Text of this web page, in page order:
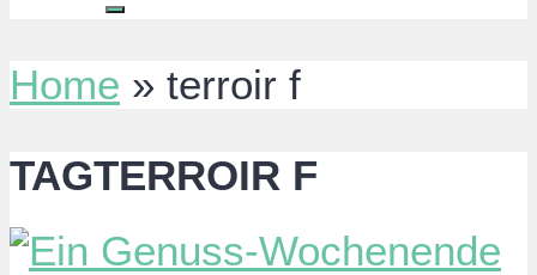
Home » terroir f
TAGTERROIR F